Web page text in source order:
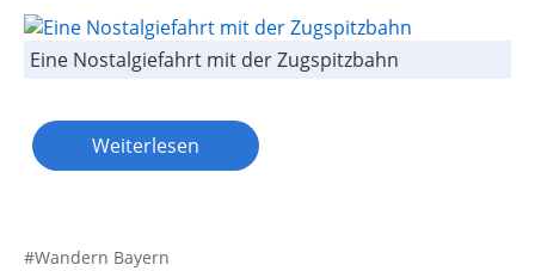
Eine Nostalgiefahrt mit der Zugspitzbahn
Weiterlesen
Wandern Bayern